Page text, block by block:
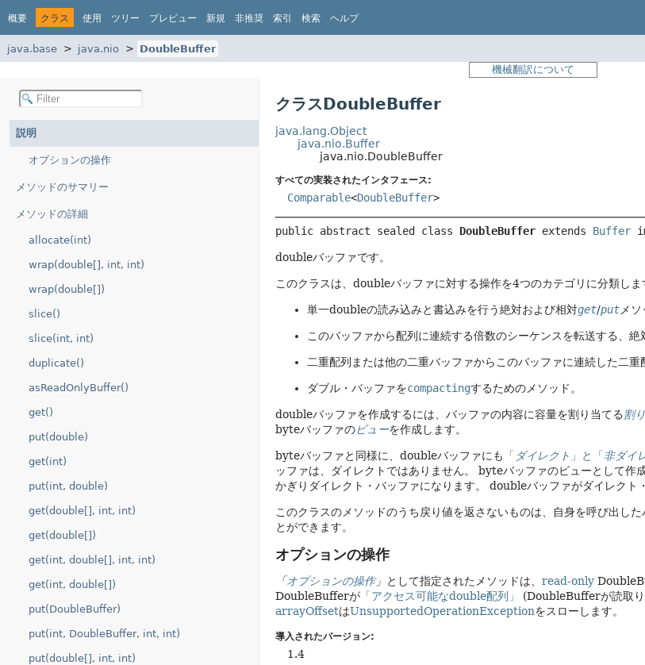
概要 クラス 使用 ツリー プレビュー 新規 非推奨 索引 検索 ヘルプ
java.base java.nio
DoubleBuffer
機械翻訳について
説明
オプションの操作
メソッドのサマリー
メソッドの詳細
allocate(int)
wrap(double[], int, int)
wrap(double[])
slice()
slice(int, int)
duplicate()
asReadOnlyBuffer()
get()
put(double)
get(int)
put(int, double)
get(double[], int, int)
get(double[])
get(int, double[], int, int)
get(int, double[])
put(DoubleBuffer)
put(int, DoubleBuffer, int, int)
put(double[], int, int)
クラスDoubleBuffer
java.lang.Object
java.nio.Buffer
java.nio.DoubleBuffer
すべての実装されたインタフェース:
Comparable<DoubleBuffer>
public abstract sealed class DoubleBuffer extends Buffer
doubleバッファです。
このクラスは、doubleバッファに対する操作を4つのカテゴリに分類しま
単一doubleの読み込みと書込みを行う絶対および相対get/putメソ
このバッファから配列に連続する倍数のシーケンスを転送する、絶
二重配列または他の二重バッファからこのバッファに連続した二
ダブル・バッファをcompactingするためのメソッド。
doubleバッファを作成するには、バッファの内容に容量を割り当てる割
byteバッファのビューを作成します。
byteバッファと同様に、doubleバッファにも 「 ダイレクト 」と「非ダイ
ッファは、ダイレクトではありません。
byteバッファのビューとして作
かぎりダイレクト・バッファになります。
doubleバッファがダイレクト
このクラスのメソッドのうち戻り値を返さないものは、自身を呼び出した
とができます。
オプションの操作
「オプションの操作」 として指定されたメソッドは、 read-only
DoubleBufferが「アクセス可能なdouble配列」 (DoubleBufferが読取り
arrayOffsetはUnsupportedOperationExceptionをスローします。
導入されたバージョン:
1.4